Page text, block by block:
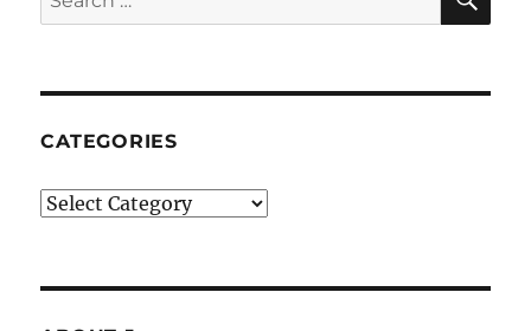
실
for:
CATEGORIES
Categories